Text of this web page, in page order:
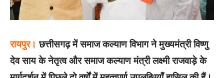
रायपुर। छत्तीसगढ़ में समाज कल्याण विभाग ने मुख्यमंत्री विष्णु
देव साय के नेतृत्व और समाज कल्याण मंत्री लक्ष्मी राजवाड़े के